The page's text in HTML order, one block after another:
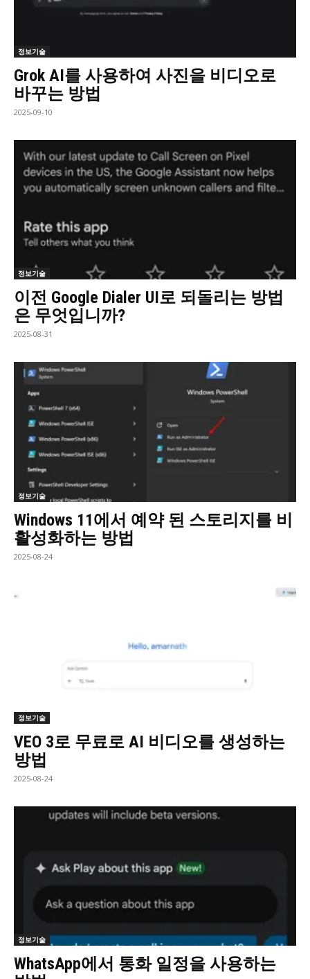
정보기술
Grok AI를 사용하여 사진을 비디오로
바꾸는 방법
2025-09-10
정보기술
이전 Google Dialer UI로 되돌리는 방법
은 무엇입니까?
2025-08-31
정보기술
Windows 11에서 예약 된 스토리지를 비
활성화하는 방법
2025-08-24
정보기술
VEO 3로 무료로 AI 비디오를 생성하는
방법
2025-08-24
정보기술
WhatsApp에서 통화 일정을 사용하는